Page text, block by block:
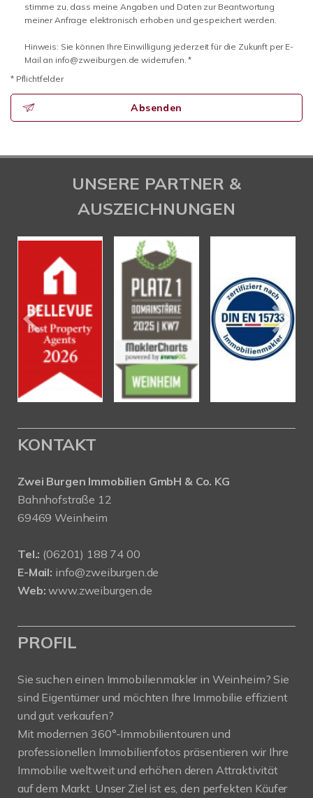
stimme zu, dass meine Angaben und Daten zur Beantwortung
meiner Anfrage elektronisch erhoben und gespeichert werden.
Hinweis: Sie können Ihre Einwilligung jederzeit für die Zukunft per E-
Mail an info@zweiburgen.de widerrufen. *
* Pflichtfelder
Absenden
UNSERE PARTNER &
AUSZEICHNUNGEN
KONTAKT
Zwei Burgen Immobilien GmbH & Co. KG
Bahnhofstraße 12
69469 Weinheim
Tel.: (06201) 188 74 00
E-Mail: info@zweiburgen.de
Web: www.zweiburgen.de
PROFIL
Sie suchen einen Immobilienmakler in Weinheim? Sie
sind Eigentümer und möchten Ihre Immobilie effizient
und gut verkaufen?
Mit modernen 360°-Immobilientouren und
professionellen Immobilienfotos präsentieren wir Ihre
Immobilie weltweit und erhöhen deren Attraktivität
auf dem Markt. Unser Ziel ist es, den perfekten Käufer